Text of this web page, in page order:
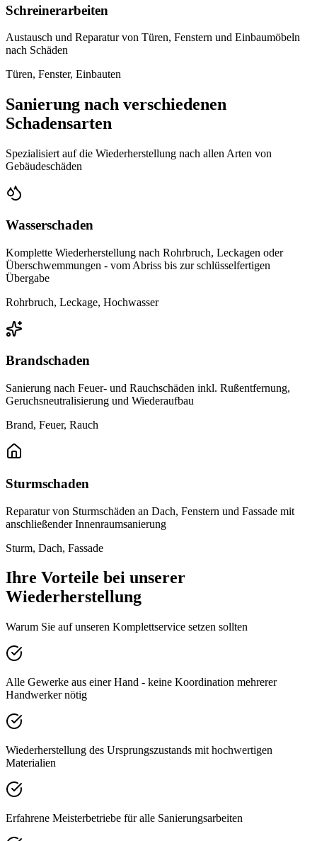
Schreinerarbeiten
Austausch und Reparatur von Türen, Fenstern und Einbaumöbeln
nach Schäden
Türen, Fenster, Einbauten
Sanierung nach verschiedenen
Schadensarten
Spezialisiert auf die Wiederherstellung nach allen Arten von
Gebäudeschäden
Wasserschaden
Komplette Wiederherstellung nach Rohrbruch, Leckagen oder
Überschwemmungen - vom Abriss bis zur schlüsselfertigen
Übergabe
Rohrbruch, Leckage, Hochwasser
Brandschaden
Sanierung nach Feuer- und Rauchschäden inkl. Rußentfernung,
Geruchsneutralisierung und Wiederaufbau
Brand, Feuer, Rauch
Sturmschaden
Reparatur von Sturmschäden an Dach, Fenstern und Fassade mit
anschließender Innenraumsanierung
Sturm, Dach, Fassade
Ihre Vorteile bei unserer
Wiederherstellung
Warum Sie auf unseren Komplettservice setzen sollten
Alle Gewerke aus einer Hand - keine Koordination mehrerer
Handwerker nötig
Wiederherstellung des Ursprungszustands mit hochwertigen
Materialien
Erfahrene Meisterbetriebe für alle Sanierungsarbeiten